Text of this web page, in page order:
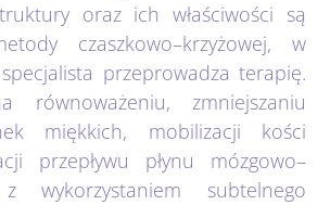
oraz ich właściwości są
czaszkowo–krzyżowej, w
przeprowadza terapię.
zmniejszaniu
miękkich, mobilizacji kości
przepływu płynu mózgowo–
wykorzystaniem subtelnego